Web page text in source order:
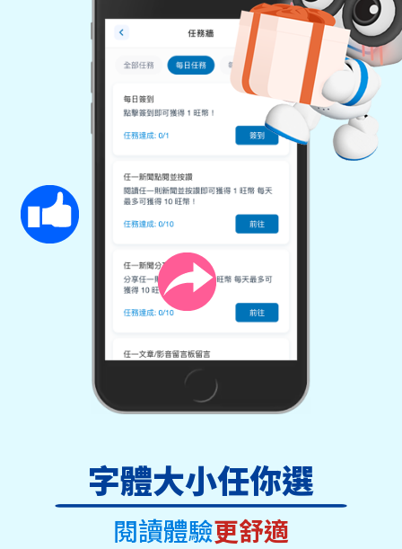
字體大小任你選
閱讀體驗更舒適